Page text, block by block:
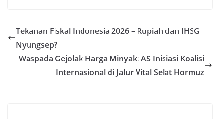
Tekanan Fiskal Indonesia 2026 – Rupiah dan IHSG
Nyungsep?
Waspada Gejolak Harga Minyak: AS Inisiasi Koalisi
Internasional di Jalur Vital Selat Hormuz